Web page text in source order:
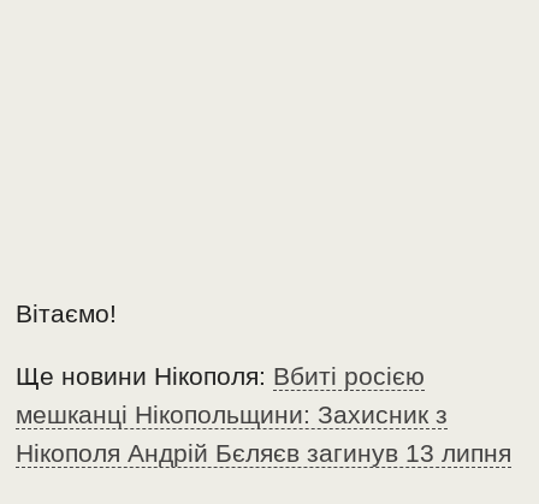
Вітаємо!
Ще новини Нікополя: Вбиті росією
мешканці Нікопольщини: Захисник з
Нікополя Андрій Бєляєв загинув 13 липня